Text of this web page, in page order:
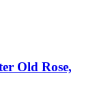
Old Rose,